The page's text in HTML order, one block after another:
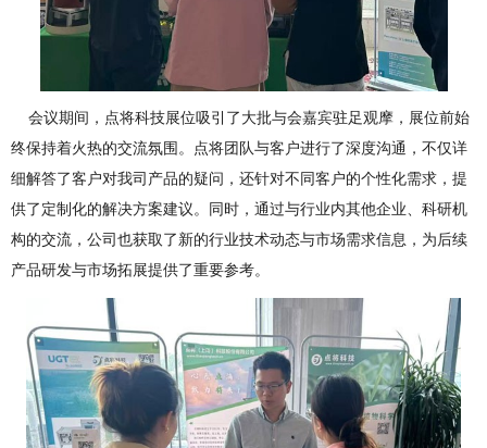
会议期间，点将科技展位吸引了大批与会嘉宾驻足观摩，展位前始
终保持着火热的交流氛围。点将团队与客户进行了深度沟通，不仅详
细解答了客户对我司产品的疑问，还针对不同客户的个性化需求，提
供了定制化的解决方案建议。同时，通过与行业内其他企业、科研机
构的交流，公司也获取了新的行业技术动态与市场需求信息，为后续
产品研发与市场拓展提供了重要参考。